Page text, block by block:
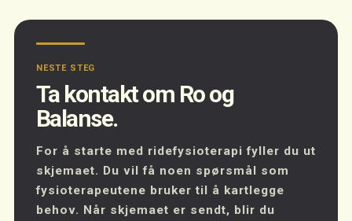
NESTE STEG
Ta kontakt om Ro og
Balanse.
For å starte med ridefysioterapi fyller du ut
skjemaet. Du vil få noen spørsmål som
fysioterapeutene bruker til å kartlegge
behov. Når skjemaet er sendt, blir du